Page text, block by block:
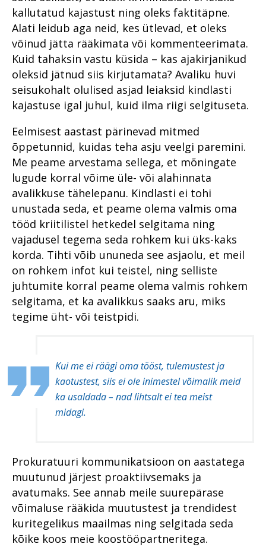
kallutatud kajastust ning oleks faktitäpne.
Alati leidub aga neid, kes ütlevad, et oleks
võinud jätta rääkimata või kommenteerimata.
Kuid tahaksin vastu küsida – kas ajakirjanikud
oleksid jätnud siis kirjutamata? Avaliku huvi
seisukohalt olulised asjad leiaksid kindlasti
kajastuse igal juhul, kuid ilma riigi selgituseta.
Eelmisest aastast pärinevad mitmed
õppetunnid, kuidas teha asju veelgi paremini.
Me peame arvestama sellega, et mõningate
lugude korral võime üle- või alahinnata
avalikkuse tähelepanu. Kindlasti ei tohi
unustada seda, et peame olema valmis oma
tööd kriitilistel hetkedel selgitama ning
vajadusel tegema seda rohkem kui üks-kaks
korda. Tihti võib ununeda see asjaolu, et meil
on rohkem infot kui teistel, ning selliste
juhtumite korral peame olema valmis rohkem
selgitama, et ka avalikkus saaks aru, miks
tegime üht- või teistpidi.
Kui me ei räägi oma tööst, tulemustest ja
kaotustest, siis ei ole inimestel võimalik meid
ka usaldada – nad lihtsalt ei tea meist
midagi.
Prokuratuuri kommunikatsioon on aastatega
muutunud järjest proaktiivsemaks ja
avatumaks. See annab meile suurepärase
võimaluse rääkida muutustest ja trendidest
kuritegelikus maailmas ning selgitada seda
kõike koos meie koostööpartneritega.